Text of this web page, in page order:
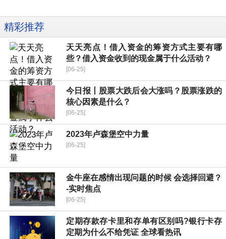
精彩推荐
天天亮点！借入资金的筹资方式主要有哪
些？借入资金收到的现金属于什么活动？
[06-25]
今日报丨股票大跌后会大涨吗？股票涨跌的
核心因素是什么？
[06-25]
2023年卢森堡空中力量
[06-25]
金牛座在感情出现问题的时候 会选择回避？
-实时焦点
[06-25]
定期存款存卡里和存单有区别吗?银行卡存
定期为什么不给凭证 全球看热讯